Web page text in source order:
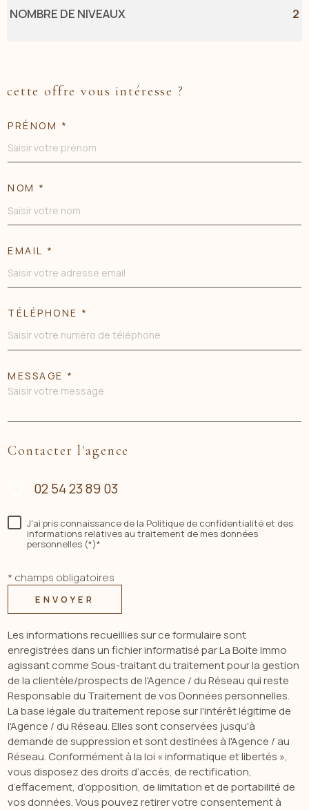
NOMBRE DE NIVEAUX 2
cette offre vous intéresse ?
PRÉNOM *
NOM *
EMAIL *
TÉLÉPHONE *
MESSAGE *
Contacter l'agence
02 54 23 89 03
J'ai pris connaissance de la Politique de confidentialité et des
informations relatives au traitement de mes données
personnelles (*)*
* champs obligatoires
ENVOYER
Les informations recueillies sur ce formulaire sont
enregistrées dans un fichier informatisé par La Boite Immo
agissant comme Sous-traitant du traitement pour la gestion
de la clientèle/prospects de l'Agence / du Réseau qui reste
Responsable du Traitement de vos Données personnelles.
La base légale du traitement repose sur l'intérêt légitime de
l'Agence / du Réseau. Elles sont conservées jusqu'à
demande de suppression et sont destinées à l'Agence / au
Réseau. Conformément à la loi « informatique et libertés »,
vous disposez des droits d’accès, de rectification,
d’effacement, d’opposition, de limitation et de portabilité de
vos données. Vous pouvez retirer votre consentement à